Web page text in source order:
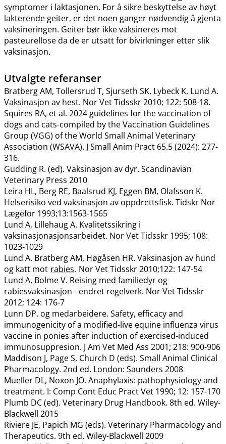
symptomer i laktasjonen. For å sikre beskyttelse av høyt
lakterende geiter, er det noen ganger nødvendig å gjenta
vaksineringen. Geiter bør ikke vaksineres mot
pasteurellose da de er utsatt for bivirkninger etter slik
vaksinasjon.
Utvalgte referanser
Bratberg AM, Tollersrud T, Sjurseth SK, Lybeck K, Lund A.
Vaksinasjon av hest. Nor Vet Tidsskr 2010; 122: 508-18.
Squires RA, et al. 2024 guidelines for the vaccination of
dogs and cats-compiled by the Vaccination Guidelines
Group (VGG) of the World Small Animal Veterinary
Association (WSAVA). J Small Anim Pract 65.5 (2024): 277-
316.
Gudding R. (ed). Vaksinasjon av dyr. Scandinavian
Veterinary Press 2010
Leira HL, Berg RE, Baalsrud KJ, Eggen BM, Olafsson K.
Helserisiko ved vaksinasjon av oppdrettsfisk. Tidskr Nor
Lægefor 1993;13:1563-1565
Lund A, Lillehaug A. Kvalitetssikring i
vaksinasjonasjonsarbeidet. Nor Vet Tidsskr 1995; 108:
1023-1029
Lund A. Bratberg AM, Høgåsen HR. Vaksinasjon av hund
og katt mot rabies. Nor Vet Tidsskr 2010;122: 147-54
Lund A, Bolme V. Reising med familiedyr og
rabiesvaksinasjon - endret regelverk. Nor Vet Tidsskr
2012; 124: 176-7
Lunn DP. og medarbeidere. Safety, efficacy and
immunogenicity of a modified-live equine influenza virus
vaccine in ponies after induction of exercised-induced
immunosuppresion. J Am Vet Med Ass 2001; 218: 900-906
Maddison J, Page S, Church D (eds). Small Animal Clinical
Pharmacology. 2nd ed. London: Saunders 2008
Mueller DL, Noxon JO. Anaphylaxis: pathophysiology and
treatment. I: Comp Cont Educ Pract Vet 1990; 12: 157-170
Plumb DC (ed). Veterinary Drug Handbook. 8th ed. Wiley-
Blackwell 2015
Riviere JE, Papich MG (eds). Veterinary Pharmacology and
Therapeutics. 9th ed. Wiley-Blackwell 2009